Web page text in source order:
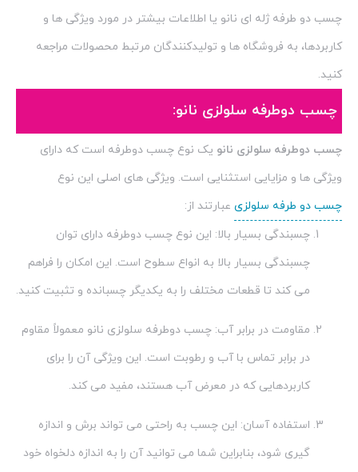
چسب دو طرفه ژله ای نانو یا اطلاعات بیشتر در مورد ویژگی ها و
کاربردها، به فروشگاه ها و تولیدکنندگان مرتبط محصولات مراجعه
کنید.
چسب دوطرفه سلولزی نانو:
چسب دوطرفه سلولزی نانو یک نوع چسب دوطرفه است که دارای
ویژگی ها و مزایایی استثنایی است. ویژگی های اصلی این نوع
چسب دو طرفه سلولزی عبارتند از:
چسبندگی بسیار بالا: این نوع چسب دوطرفه دارای توان
چسبندگی بسیار بالا به انواع سطوح است. این امکان را فراهم
می کند تا قطعات مختلف را به یکدیگر چسبانده و تثبیت کنید.
مقاومت در برابر آب: چسب دوطرفه سلولزی نانو معمولاً مقاوم
در برابر تماس با آب و رطوبت است. این ویژگی آن را برای
کاربردهایی که در معرض آب هستند، مفید می کند.
استفاده آسان: این چسب به راحتی می تواند برش و اندازه
گیری شود، بنابراین شما می توانید آن را به اندازه دلخواه خود